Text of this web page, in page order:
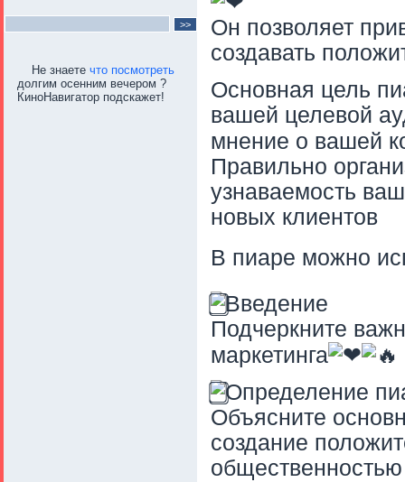
Не знаете что посмотреть
долгим осенним вечером ?
КиноНавигатор подскажет!
Он позволяет
создавать
Основная цель
вашей целевой
мнение о вашей
Правильно
узнаваемость
новых клиентов
В пиаре можно
Введение
Подчеркните
маркетинга
Определение
Объясните
создание